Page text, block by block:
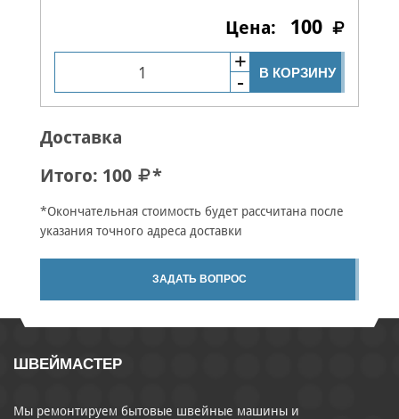
100
В КОРЗИНУ
Доставка
Итого: 100 *
*Окончательная стоимость будет рассчитана после
указания точного адреса доставки
ЗАДАТЬ ВОПРОС
ШВЕЙМАСТЕР
Мы ремонтируем бытовые швейные машины и